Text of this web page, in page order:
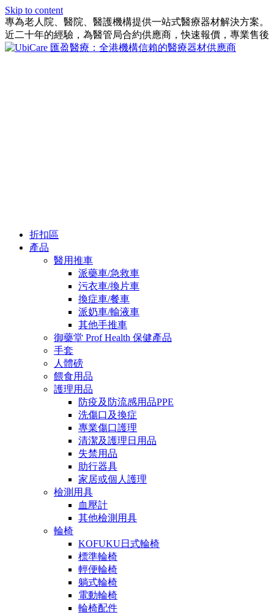
Skip to content
專為老人院、醫院、醫護機構提供一站式醫療器材解決方案。
近二十年的經驗，為醫管局合約供應商，快速報價，專業售後
折扣區
產品
醫用推車
派藥車/急救車
污衣車/換片車
換症車/餐車
派奶車/輸液車
其他手推車
御藥堂 Prof Health 保健產品
手套
人體磅
餵食用品
護理用品
防疫及防流感用品PPE
洗傷口及換症
專業傷口護理
清潔及護理日用品
失禁用品
助行器具
家居或個人護理
檢測用具
血壓計
其他檢測用具
輪椅
KOFUKU日式輪椅
標準輪椅
輕便輪椅
躺式輪椅
電動輪椅
輪椅配件